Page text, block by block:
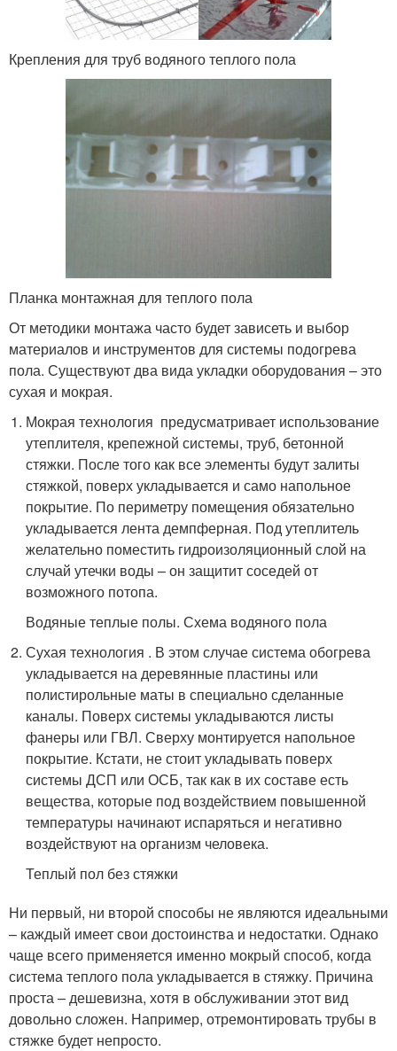
Крепления для труб водяного теплого пола
Планка монтажная для теплого пола
От методики монтажа часто будет зависеть и выбор
материалов и инструментов для системы подогрева
пола. Существуют два вида укладки оборудования – это
сухая и мокрая.
Мокрая технология предусматривает использование
утеплителя, крепежной системы, труб, бетонной
стяжки. После того как все элементы будут залиты
стяжкой, поверх укладывается и само напольное
покрытие. По периметру помещения обязательно
укладывается лента демпферная. Под утеплитель
желательно поместить гидроизоляционный слой на
случай утечки воды – он защитит соседей от
возможного потопа.
Водяные теплые полы. Схема водяного пола
Сухая технология . В этом случае система обогрева
укладывается на деревянные пластины или
полистирольные маты в специально сделанные
каналы. Поверх системы укладываются листы
фанеры или ГВЛ. Сверху монтируется напольное
покрытие. Кстати, не стоит укладывать поверх
системы ДСП или ОСБ, так как в их составе есть
вещества, которые под воздействием повышенной
температуры начинают испаряться и негативно
воздействуют на организм человека.
Теплый пол без стяжки
Ни первый, ни второй способы не являются идеальными
– каждый имеет свои достоинства и недостатки. Однако
чаще всего применяется именно мокрый способ, когда
система теплого пола укладывается в стяжку. Причина
проста – дешевизна, хотя в обслуживании этот вид
довольно сложен. Например, отремонтировать трубы в
стяжке будет непросто.